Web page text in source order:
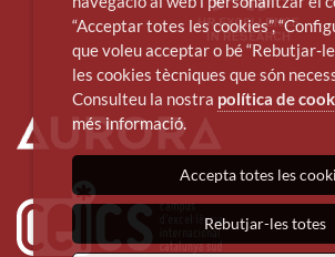
“Acceptar totes les cookies”,
que voleu acceptar o bé “Rebutjar-
les cookies tècniques que són
Consulteu la nostra política de
més informació.
Accepta totes les
Rebutjar-les totes